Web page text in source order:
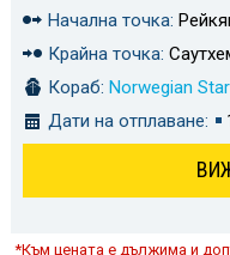
Начална точка:
Крайна точка:
Кораб: Norwegian Star
Дати на отплаване:
*Към цената е дължима и